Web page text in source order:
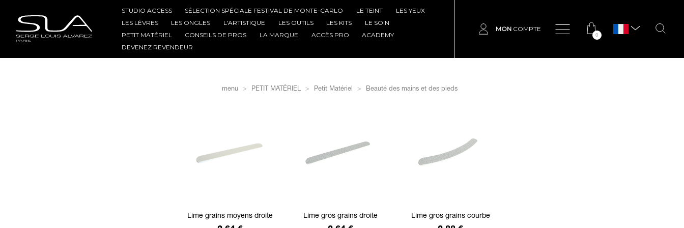
STUDIO ACCESS SÉLECTION SPÉCIALE FESTIVAL DE MONTE-CARLO LE TEINT
LES YEUX
LES LÈVRES
LES ONGLES L'ARTISTIQUE LES OUTILS LES KITS
LE SOIN
PETIT MATÉRIEL
CONSEILS DE PROS LA MARQUE ACCÈS PRO
ACADEMY
DEVENEZ REVENDEUR
0
MON COMPTE
menu PETIT MATÉRIEL Petit Matériel Beauté des mains et des pieds
Lime grains moyens droite Lime gros grains droite Lime gros grains courbe